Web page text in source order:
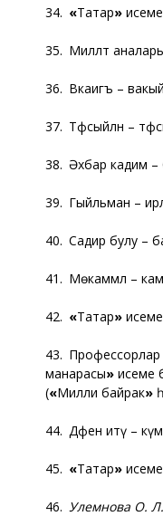
34. «Татар»
35. Милләт
36. Вәкаигъ –
37. Тәфсыйлән –
38. Әхбар кадимә –
39. Гыйльман –
40. Садир булу –
41. Мөкаммәл –
42. «Татар»
43. Профессорлар
манарасы» исеме
(«Милли байрак»
44. Дәфен итү –
45. «Татар»
46. Улемнова О. Л.